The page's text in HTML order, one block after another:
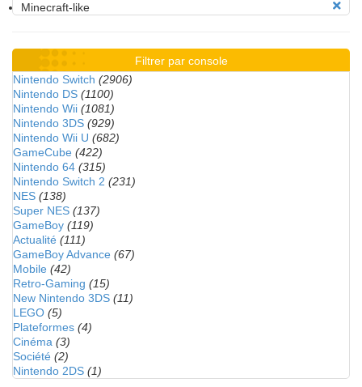
Minecraft-like
Filtrer par console
Nintendo Switch (2906)
Nintendo DS (1100)
Nintendo Wii (1081)
Nintendo 3DS (929)
Nintendo Wii U (682)
GameCube (422)
Nintendo 64 (315)
Nintendo Switch 2 (231)
NES (138)
Super NES (137)
GameBoy (119)
Actualité (111)
GameBoy Advance (67)
Mobile (42)
Retro-Gaming (15)
New Nintendo 3DS (11)
LEGO (5)
Plateformes (4)
Cinéma (3)
Société (2)
Nintendo 2DS (1)